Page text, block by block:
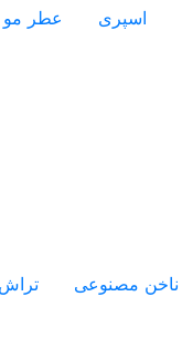
اسپری
عطر مو
ناخن مصنوعی